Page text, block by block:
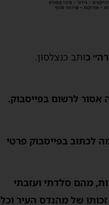
כותב כנצלסון.
אסור לרשום בפייסבוק.
לכתוב בפייסבוק פרטי
מהם סלדתי ועזבתי
של מהנדס העיר וכל